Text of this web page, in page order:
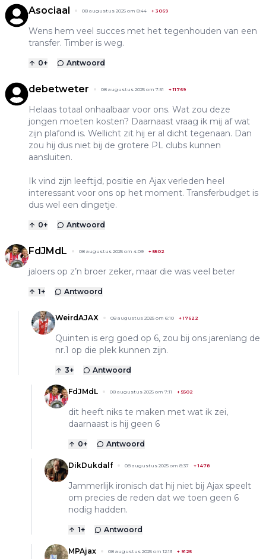
Asociaal 08 augustus 2025 om 8:44 + 3069
Wens hem veel succes met het tegenhouden van een
transfer. Timber is weg.
0+ Antwoord
debetweter 08 augustus 2025 om 7:51 +11769
Helaas totaal onhaalbaar voor ons. Wat zou deze
jongen moeten kosten? Daarnaast vraag ik mij af wat
zijn plafond is. Wellicht zit hij er al dicht tegenaan. Dan
zou hij dus niet bij de grotere PL clubs kunnen
aansluiten.
Ik vind zijn leeftijd, positie en Ajax verleden heel
interessant voor ons op het moment. Transferbudget is
dus wel een dingetje.
0+ Antwoord
FdJMdL 08 augustus 2025 om 4:09 +5502
jaloers op z’n broer zeker, maar die was veel beter
1+ Antwoord
WeirdAJAX 08 augustus 2025 om 6:10 +17622
Quinten is erg goed op 6, zou bij ons jarenlang de
nr.1 op die plek kunnen zijn.
3+ Antwoord
FdJMdL 08 augustus 2025 om 7:11 +5502
dit heeft niks te maken met wat ik zei,
daarnaast is hij geen 6
0+ Antwoord
DikDukdalf 08 augustus 2025 om 8:37 +1478
Jammerlijk ironisch dat hij niet bij Ajax speelt
om precies de reden dat we toen geen 6
nodig hadden.
1+ Antwoord
MPAjax 08 augustus 2025 om 12:13 + 9125